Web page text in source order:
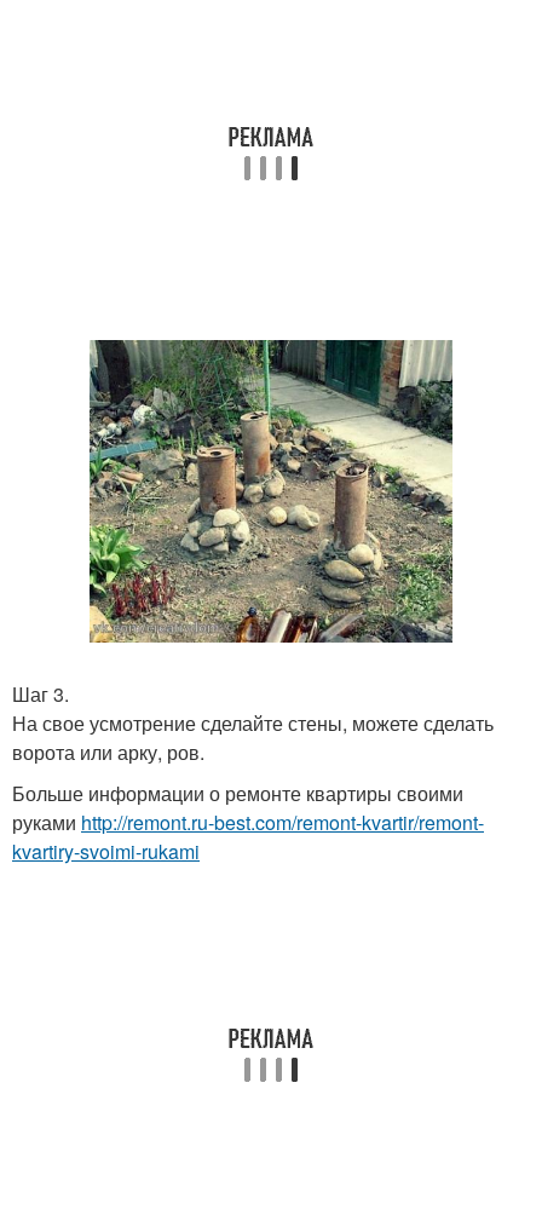
Шаг 3.
На свое усмотрение сделайте стены, можете сделать
ворота или арку, ров.
Больше информации о ремонте квартиры своими
руками http://remont.ru-best.com/remont-kvartir/remont-
kvartiry-svoimi-rukami